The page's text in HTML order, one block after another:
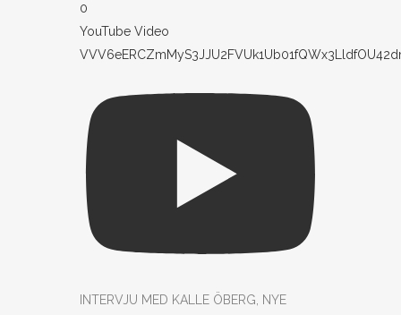
0
YouTube Video
INTERVJU MED KALLE ÖBERG, NYE